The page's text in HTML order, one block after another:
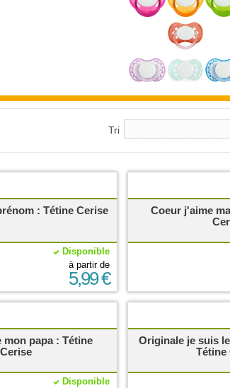
Tri
: Tétine Cerise
Disponible
à partir de
5,99 €
Coeur j'aime
mon papa : Tétine
Cerise
Disponible
Originale je suis
Tétine